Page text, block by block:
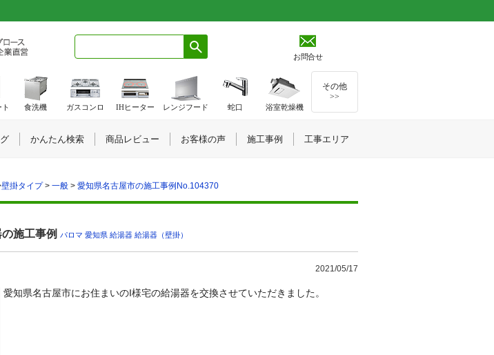
お問合せ
壁掛タイプ> 一般 > 愛知県名古屋市の施工事例No.104370
施工事例 パロマ 愛知県 給湯器 給湯器（壁掛）
2021/05/17
愛知県名古屋市にお住まいのI様宅の給湯器を交換させていただきました。
食洗機 ガスコンロ IHヒーター レンジフード 蛇口 浴室乾燥機
その他
>>
かんたん検索 商品レビュー お客様の声 施工事例 工事エリア